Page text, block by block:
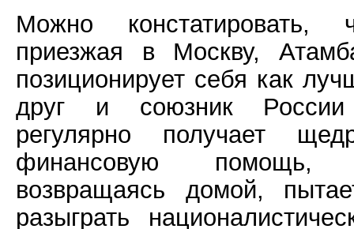
Можно констатировать,
приезжая в Москву,
позиционирует себя как
друг и союзник
регулярно получает
финансовую
возвращаясь домой,
разыграть